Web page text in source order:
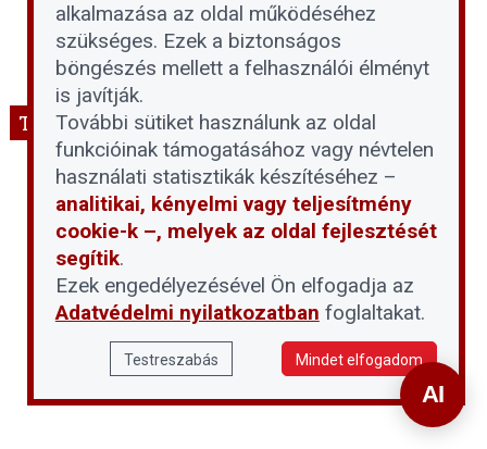
THT Facebook
THT - Társasházi Háztartás szaklap és
konferenciák
alkalmazása az oldal működéséhez
szükséges. Ezek a biztonságos
böngészés mellett a felhasználói élményt
is javítják.
További sütiket használunk az oldal
funkcióinak támogatásához vagy névtelen
használati statisztikák készítéséhez –
analitikai, kényelmi vagy teljesítmény
cookie-k –, melyek az oldal fejlesztését
segítik.
Ezek engedélyezésével Ön elfogadja az
Adatvédelmi nyilatkozatban foglaltakat.
Testreszabás Mindet elfogadom